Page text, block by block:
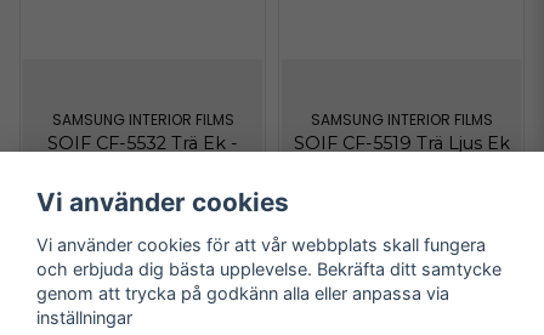
SAMSUNG INTERIOR FILMS
SOIF CF-5532 Trä Ek -
LÄGG I VARUKORGEN
SAMSUNG INTERIOR FILMS
SOIF CF-5519 Trä Ljus Ek
LÄGG I VARUKORGEN
Vi använder cookies
Vi använder cookies för att vår webbplats skall fungera
och erbjuda dig bästa upplevelse. Bekräfta ditt samtycke
genom att trycka på godkänn alla eller anpassa via
inställningar